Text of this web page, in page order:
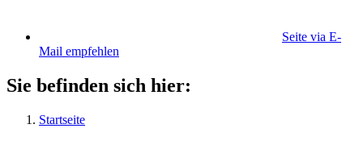
Seite via E-
Mail empfehlen
Sie befinden sich hier:
Startseite